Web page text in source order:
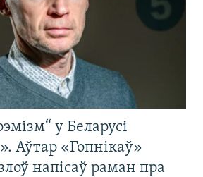
у Беларусі
Аўтар «Гопнікаў»
напісаў раман пра